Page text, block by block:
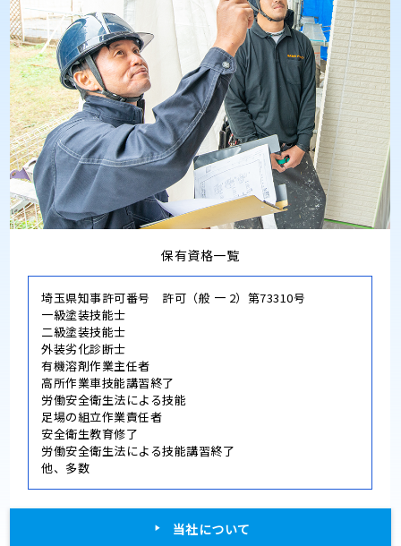
保有資格一覧
埼玉県知事許可番号 許可（般 一 2）第73310号
一級塗装技能士
二級塗装技能士
外装劣化診断士
有機溶剤作業主任者
高所作業車技能講習終了
労働安全衛生法による技能
足場の組立作業責任者
安全衛生教育修了
労働安全衛生法による技能講習終了
他、多数
当社について